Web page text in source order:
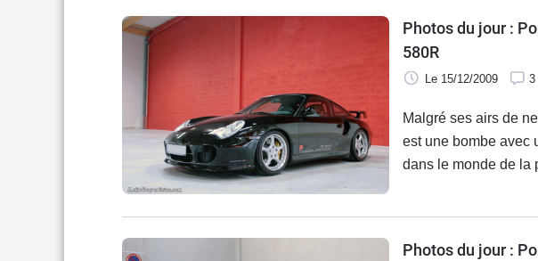
Photos du jour :
580R
Le 15/12/2009 3
Malgré ses airs de
est une bombe avec
dans le monde de la
Photos du jour :